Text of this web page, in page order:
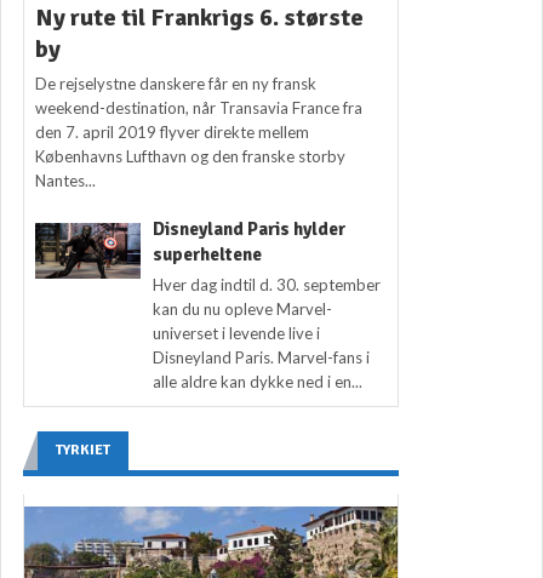
Ny rute til Frankrigs 6. største
by
De rejselystne danskere får en ny fransk
weekend-destination, når Transavia France fra
den 7. april 2019 flyver direkte mellem
Københavns Lufthavn og den franske storby
Nantes...
Disneyland Paris hylder
superheltene
Hver dag indtil d. 30. september
kan du nu opleve Marvel-
universet i levende live i
Disneyland Paris. Marvel-fans i
alle aldre kan dykke ned i en...
TYRKIET